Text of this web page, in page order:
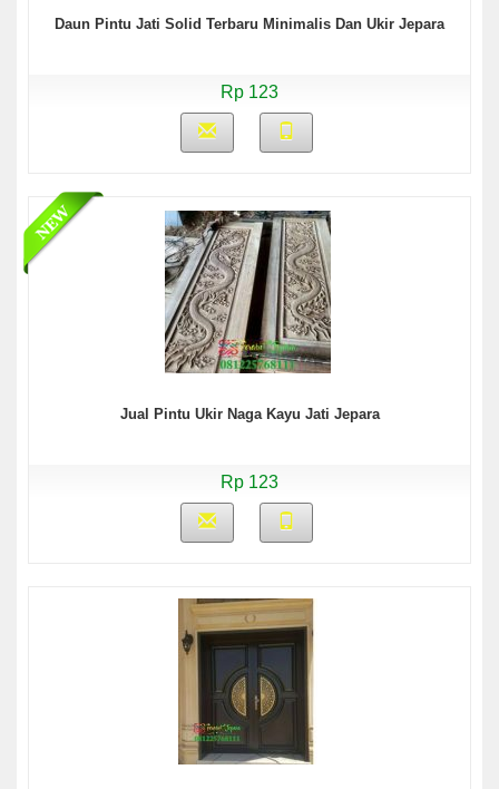
Daun Pintu Jati Solid Terbaru Minimalis Dan Ukir Jepara
Rp 123
Jual Pintu Ukir Naga Kayu Jati Jepara
Rp 123